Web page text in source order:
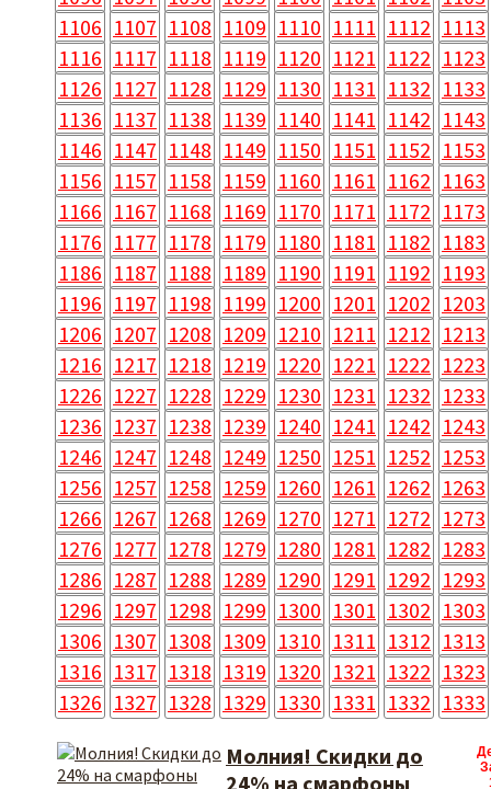
1106 1107 1108 1109 1110 1111 1112 1113
1116 1117 1118 1119 1120 1121 1122 1123
1126 1127 1128 1129 1130 1131 1132 1133
1136 1137 1138 1139 1140 1141 1142 1143
1146 1147 1148 1149 1150 1151 1152 1153
1156 1157 1158 1159 1160 1161 1162 1163
1166 1167 1168 1169 1170 1171 1172 1173
1176 1177 1178 1179 1180 1181 1182 1183
1186 1187 1188 1189 1190 1191 1192 1193
1196 1197 1198 1199 1200 1201 1202 1203
1206 1207 1208 1209 1210 1211 1212 1213
1216 1217 1218 1219 1220 1221 1222 1223
1226 1227 1228 1229 1230 1231 1232 1233
1236 1237 1238 1239 1240 1241 1242 1243
1246 1247 1248 1249 1250 1251 1252 1253
1256 1257 1258 1259 1260 1261 1262 1263
1266 1267 1268 1269 1270 1271 1272 1273
1276 1277 1278 1279 1280 1281 1282 1283
1286 1287 1288 1289 1290 1291 1292 1293
1296 1297 1298 1299 1300 1301 1302 1303
1306 1307 1308 1309 1310 1311 1312 1313
1316 1317 1318 1319 1320 1321 1322 1323
1326 1327 1328 1329 1330 1331 1332 1333
Молния! Скидки до
24% на смарфоны